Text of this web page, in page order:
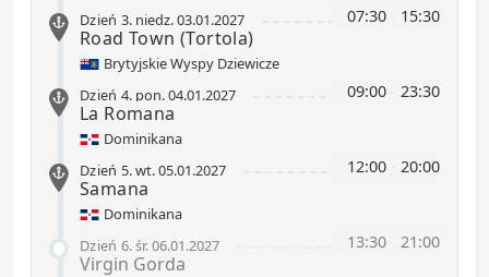
07:30 15:30
Dzień 3. niedz.03.01.2027
Road Town(Tortola)
Brytyjskie Wyspy Dziewicze
09:00 23:30
Dzień 4. pon.04.01.2027
La Romana
Dominikana
12:00 20:00
Dzień 5.wt.05.01.2027
Samana
Dominikana
13:30 21:00
Dzień 6.śr.06.01.2027
Virgin Gorda